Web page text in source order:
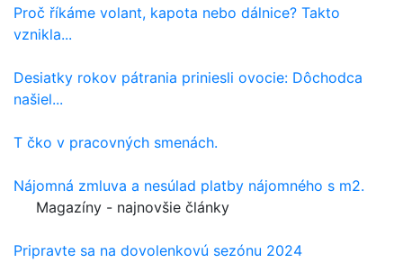
Proč říkáme volant, kapota nebo dálnice? Takto
vznikla...
Desiatky rokov pátrania priniesli ovocie: Dôchodca
našiel...
T čko v pracovných smenách.
Nájomná zmluva a nesúlad platby nájomného s m2.
Magazíny - najnovšie články
Pripravte sa na dovolenkovú sezónu 2024